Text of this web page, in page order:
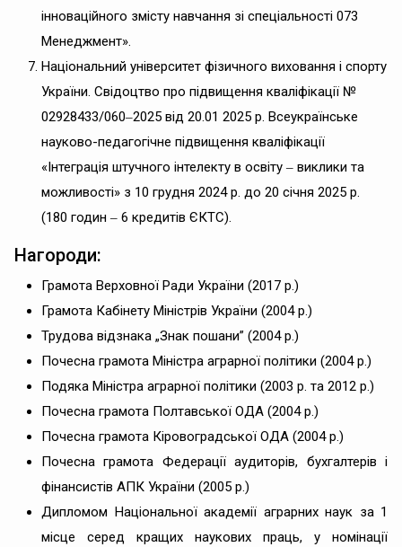
інноваційного змісту навчання зі спеціальності 073
Менеджмент».
Національний університет фізичного виховання і спорту
України. Свідоцтво про підвищення кваліфікації №
02928433/060‒2025 від 20.01 2025 р. Всеукраїнське
науково-педагогічне підвищення кваліфікації
«Інтеграція штучного інтелекту в освіту ‒ виклики та
можливості» з 10 грудня 2024 р. до 20 січня 2025 р.
(180 годин ‒ 6 кредитів ЄКТС).
Нагороди:
Грамота Верховної Ради України (2017 р.)
Грамота Кабінету Міністрів України (2004 р.)
Трудова відзнака „Знак пошани” (2004 р.)
Почесна грамота Міністра аграрної політики (2004 р.)
Подяка Міністра аграрної політики (2003 р. та 2012 р.)
Почесна грамота Полтавської ОДА (2004 р.)
Почесна грамота Кіровоградської ОДА (2004 р.)
Почесна грамота Федерації аудиторів, бухгалтерів і
фінансистів АПК України (2005 р.)
Дипломом Національної академії аграрних наук за 1
місце серед кращих наукових праць, у номінації